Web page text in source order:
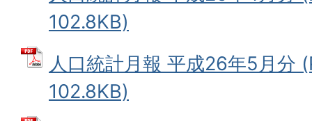
102.8KB)
人口統計月報 平成26年5月分
102.8KB)